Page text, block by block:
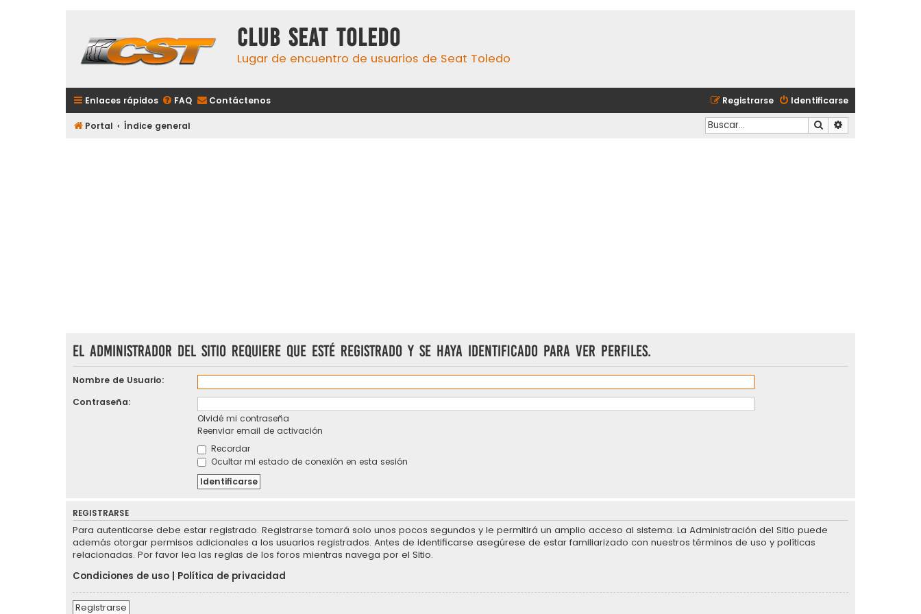
Club Seat Toledo
Lugar de encuentro de usuarios de Seat Toledo
Enlaces rápidos FAQ Contáctenos Identificarse
Registrarse
Portal Índice general Buscar
El administrador del sitio requiere que esté registrado y se haya identificado para ver perfiles.
Nombre de Usuario:
Contraseña:
Olvidé mi contraseña
Reenviar email de activación
Recordar
Ocultar mi estado de conexión en esta sesión
REGISTRARSE
Para autenticarse debe estar registrado. Registrarse tomará solo unos pocos segundos y le permitirá un amplio acceso al sistema. La Administración del Sitio puede
además otorgar permisos adicionales a los usuarios registrados. Antes de identificarse asegúrese de estar familiarizado con nuestros términos de uso y políticas
relacionadas. Por favor lea las reglas de los foros mientras navega por el Sitio.
Condiciones de uso
Política de privacidad
Registrarse